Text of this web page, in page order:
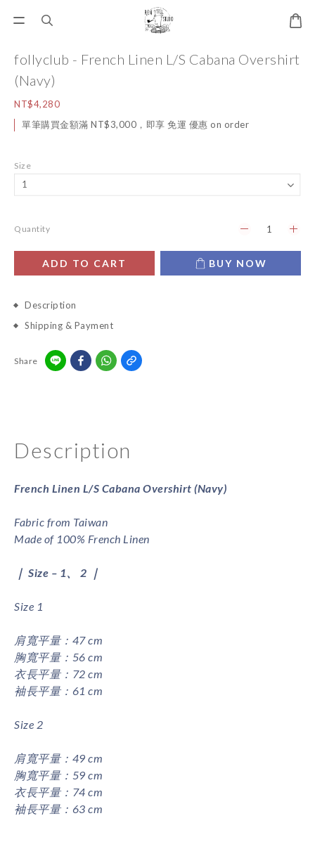
follyclub - French Linen L/S Cabana Overshirt
(Navy)
NT$4,280
單筆購買金額滿 NT$3,000，即享 免運 優惠 on order
Size
Quantity
ADD TO CART BUY NOW
Description
Shipping & Payment
Share
Description
French Linen L/S Cabana Overshirt (Navy)
Fabric from Taiwan
Made of 100% French Linen
｜ Size – 1、 2 ｜
Size 1
肩寬平量：47 cm
胸寬平量：56 cm
衣長平量：72 cm
袖長平量：61 cm
Size 2
肩寬平量：49 cm
胸寬平量：59 cm
衣長平量：74 cm
袖長平量：63 cm